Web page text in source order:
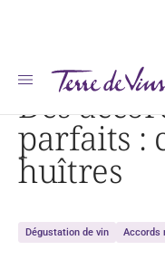
Accueil Dégustation Des
Des
parfaits :
huîtres
Dégustation de vin Accords